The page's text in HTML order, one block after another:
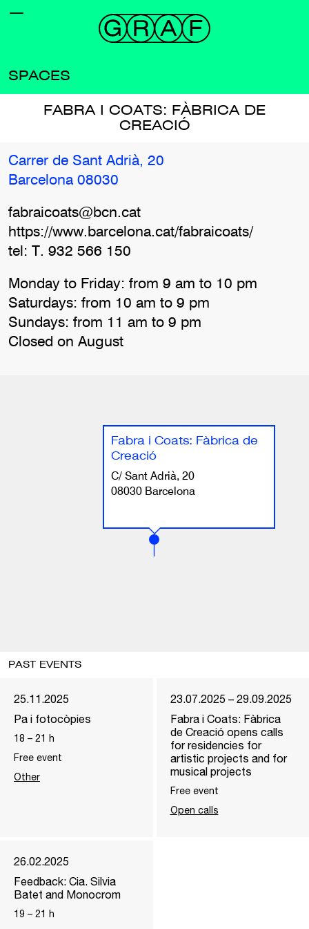
SPACES
FABRA I COATS: FÀBRICA DE
CREACIÓ
Carrer de Sant Adrià, 20
Barcelona 08030
fabraicoats@bcn.cat
https://www.barcelona.cat/fabraicoats/
tel: T. 932 566 150
Monday to Friday: from 9 am to 10 pm
Saturdays: from 10 am to 9 pm
Sundays: from 11 am to 9 pm
Closed on August
Fabra i Coats: Fàbrica de
Creació
C/ Sant Adrià, 20
08030 Barcelona
PAST EVENTS
25.11.2025
Pa i fotocòpies
18 – 21
h
Free event
Other
23.07.2025 – 29.09.2025
Fabra i Coats: Fàbrica
de Creació opens calls
for residencies for
artistic projects and for
musical projects
Free event
Open calls
26.02.2025
Feedback: Cia. Silvia
Batet and Monocrom
19 – 21
h